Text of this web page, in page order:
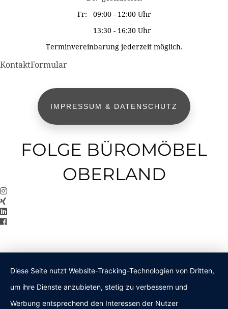
Fr: 09:00 - 12:00 Uhr
13:30 - 16:30 Uhr
Terminvereinbarung jederzeit möglich.
KontaktFormular
IMPRESSUM & DATENSCHUTZ
FOLGE BÜROMÖBEL
OBERLAND
Diese Seite nutzt Website-Tracking-Technologien von Dritten,
um ihre Dienste anzubieten, stetig zu verbessern und
Werbung entsprechend den Interessen der Nutzer